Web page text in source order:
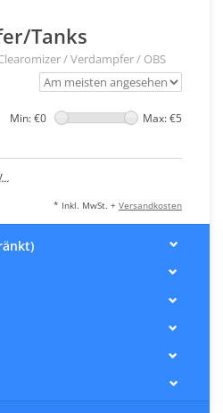
Tanks
/ Verdampfer/ OBS
Min: €0 Max: €5
* Inkl. MwSt. + Versandkosten